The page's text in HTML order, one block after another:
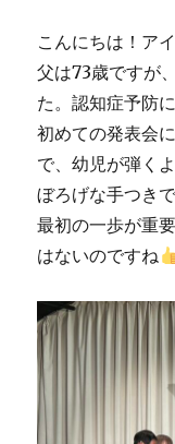
こんにちは！ア
父は73歳ですが
た。認知症予防
初めての発表会
で、幼児が弾く
ぼろげな手つき
最初の一歩が重
はないのですね